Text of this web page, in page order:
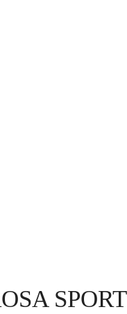
SPORT